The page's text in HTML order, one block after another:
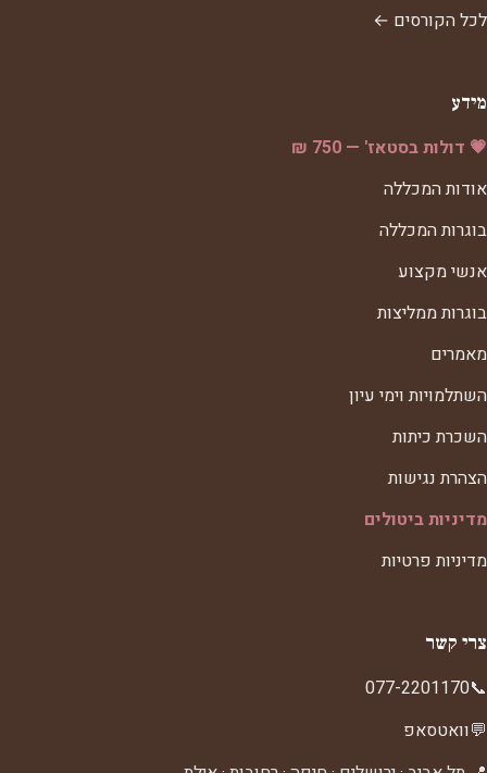
לכל הקורסים ←
מידע
💗 דולות בסטאז' — 750 ₪
אודות המכללה
בוגרות המכללה
אנשי מקצוע
בוגרות ממליצות
מאמרים
השתלמויות וימי עיון
השכרת כיתות
הצהרת נגישות
מדיניות ביטולים
מדיניות פרטיות
צרי קשר
📞
077-2201170
💬וואטסאפ